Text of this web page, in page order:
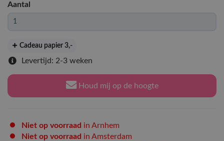
Aantal
Cadeau papier 3,-
Levertijd: 2-3 weken
Houd mij op de hoogte
Niet op voorraad in Arnhem
Niet op voorraad in Amsterdam